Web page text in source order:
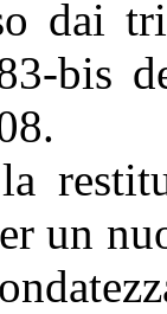
dai
bis
un